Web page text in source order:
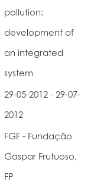
pollution:
development of
an integrated
system
29-05-2012 - 29-07-
2012
FGF - Fundação
Gaspar Frutuoso,
FP